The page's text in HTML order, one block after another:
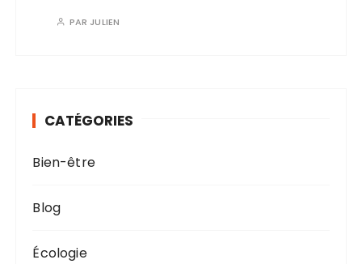
PAR JULIEN
CATÉGORIES
Bien-être
Blog
Écologie